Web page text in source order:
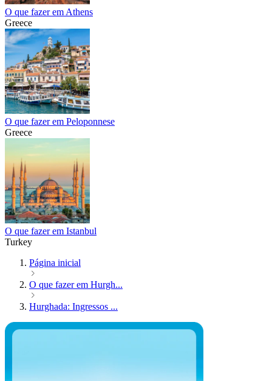
O que fazer em Athens
Greece
O que fazer em Peloponnese
Greece
O que fazer em Istanbul
Turkey
Página inicial
O que fazer em Hurgh...
Hurghada: Ingressos ...